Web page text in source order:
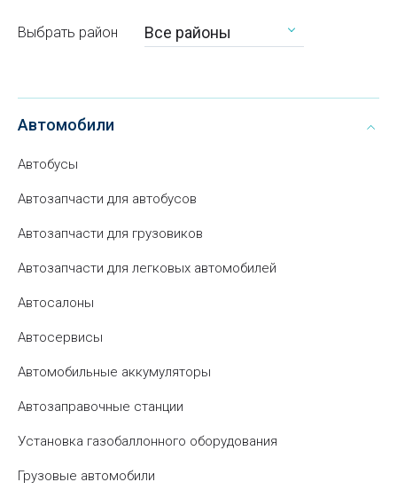
Выбрать район Все районы
Автомобили
Автобусы
Автозапчасти для автобусов
Автозапчасти для грузовиков
Автозапчасти для легковых автомобилей
Автосалоны
Автосервисы
Автомобильные аккумуляторы
Автозаправочные станции
Установка газобаллонного оборудования
Грузовые автомобили